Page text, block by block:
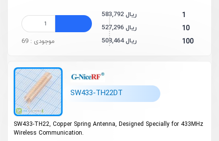
1 583,792 ریال
10 527,296 ریال
100 508,464 ریال موجودی : 69
SW433-TH22DT
SW433-TH22, Copper Spring Antenna, Designed Specially for 433MHz
Wireless Communication.